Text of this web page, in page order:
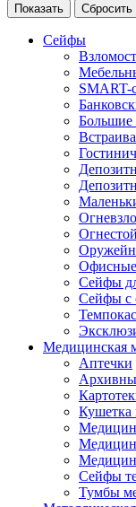
Сейфы
SMART-
Сейфы
Сейфы с
Медицинская
Аптечки
Кушетка
Сейфы
Тумбы